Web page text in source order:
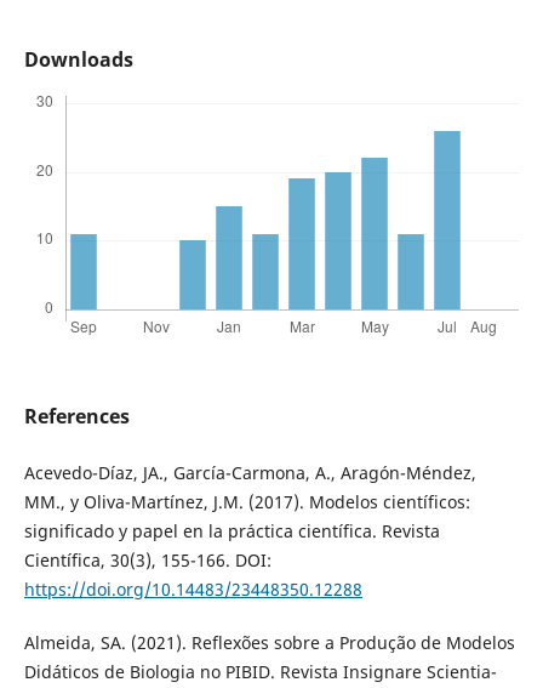
Downloads
References
Acevedo-Díaz, JA., García-Carmona, A., Aragón-Méndez,
MM., y Oliva-Martínez, J.M. (2017). Modelos científicos:
significado y papel en la práctica científica. Revista
Científica, 30(3), 155-166. DOI:
https://doi.org/10.14483/23448350.12288
Almeida, SA. (2021). Reflexões sobre a Produção de Modelos
Didáticos de Biologia no PIBID. Revista Insignare Scientia-